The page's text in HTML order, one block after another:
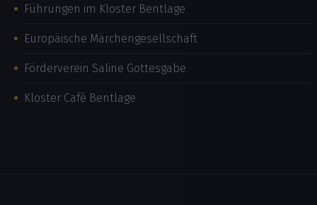
Führungen im Kloster Bentlage
Europäische Märchengesellschaft
Förderverein Saline Gottesgabe
Kloster Café Bentlage